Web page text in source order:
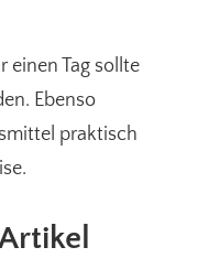
einen Tag sollte
Ebenso
praktisch